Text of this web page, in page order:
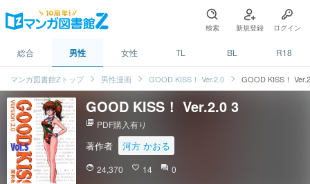
検索 新規登録 ログイン
総合 男性 女性 TL BL R18
マンガ図書館Zトップ 男性漫画 GOOD KISS！ Ver.2.0 GOOD KISS！
GOOD KISS！ Ver.2.0 3
picture_as_pdf PDF購入有り
著作者 河方 かおる
face 24,370 favorite_border 14 question_answer 0